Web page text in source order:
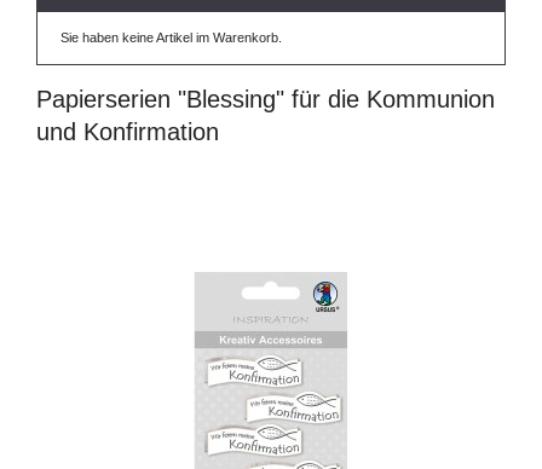
Sie haben keine Artikel im Warenkorb.
Papierserien "Blessing" für die Kommunion
und Konfirmation